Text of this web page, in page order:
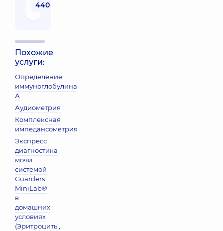
440 грн
Похожие
услуги:
Определение
иммуноглобулина
А
Аудиометрия
Комплексная
импедансометрия
Экспресс
диагностика
мочи
системой
Guarders
MiniLab®
в
домашних
условиях
(Эритроциты,